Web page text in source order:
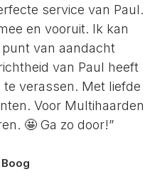
service van Paul.
en vooruit. Ik kan
van aandacht
van Paul heeft
verassen. Met liefde
Voor Multihaarden
🤩 Ga zo door!”